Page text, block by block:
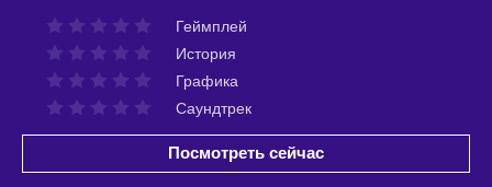
Геймплей
История
Графика
Саундтрек
Посмотреть сейчас